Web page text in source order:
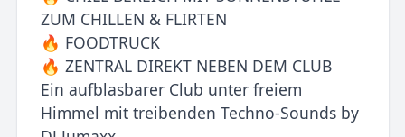
ZUM CHILLEN & FLIRTEN
🔥 FOODTRUCK
🔥 ZENTRAL DIREKT NEBEN DEM CLUB
Ein aufblasbarer Club unter freiem
Himmel mit treibenden Techno-Sounds by